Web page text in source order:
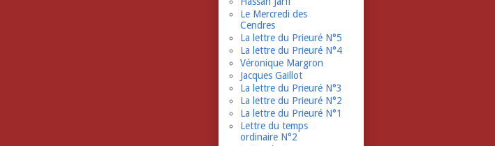
Le Mercredi des
Cendres
La lettre du Prieuré N°5
La lettre du Prieuré N°4
Véronique Margron
Jacques Gaillot
La lettre du Prieuré N°3
La lettre du Prieuré N°2
La lettre du Prieuré N°1
Lettre du temps
ordinaire N°2